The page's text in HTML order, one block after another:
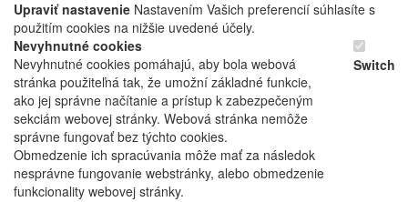
Upraviť nastavenie Nastavením Vašich preferencií súhlasíte s
použitím cookies na nižšie uvedené účely.
Nevyhnutné cookies
Nevyhnutné cookies pomáhajú, aby bola webová
stránka použiteľná tak, že umožní základné funkcie,
ako jej správne načítanie a prístup k zabezpečeným
sekciám webovej stránky. Webová stránka nemôže
správne fungovať bez týchto cookies.
Obmedzenie ich spracúvania môže mať za následok
nesprávne fungovanie webstránky, alebo obmedzenie
funkcionality webovej stránky.
Switch